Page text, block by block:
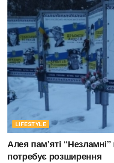
LIFESTYLE
Алея пам’яті
потребує розширення